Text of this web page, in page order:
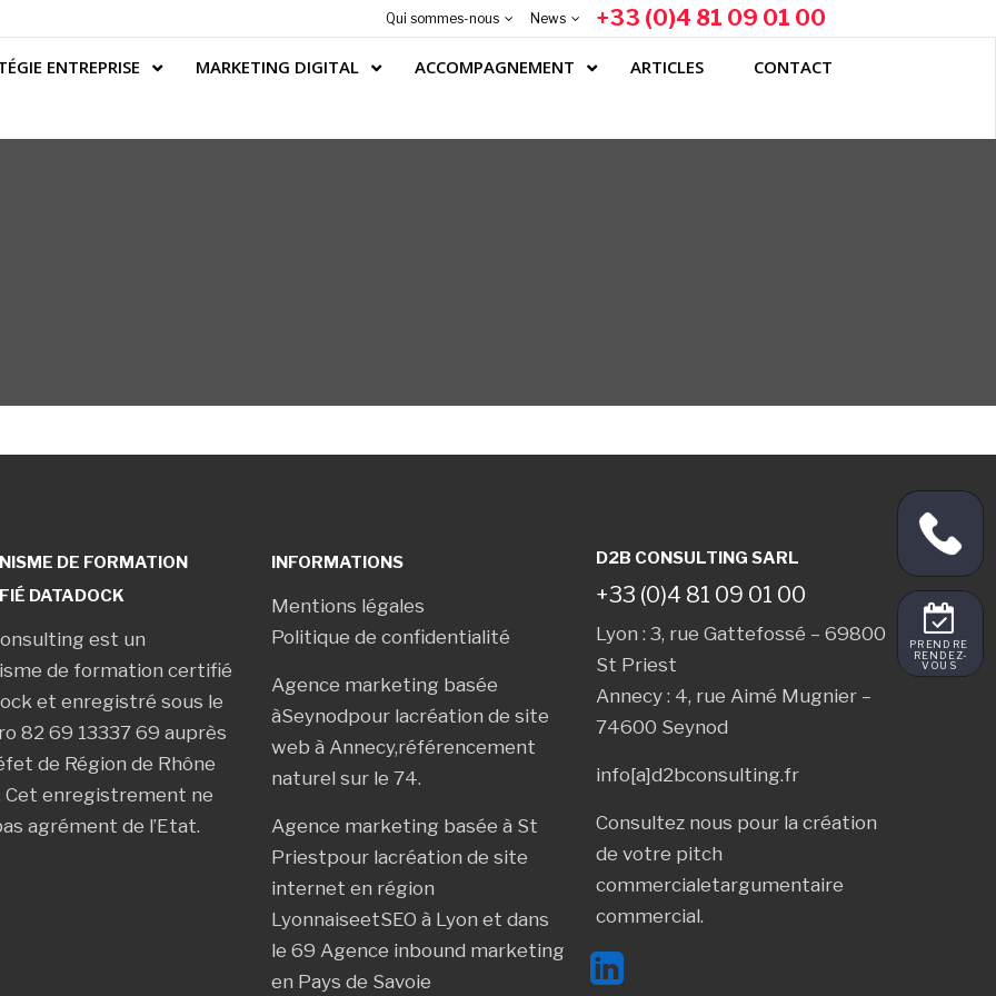
Qui sommes-nous News +33 (0)4 81 09 01 00
ENTREPRISE MARKETING DIGITAL ACCOMPAGNEMENT ARTICLES CONTACT
DE FORMATION
DATADOCK
est un
de formation certifié
et enregistré sous le
82 69 13337 69 auprès
de Région de Rhône
Cet enregistrement ne
agrément de l’Etat.
INFORMATIONS
Mentions légales
Politique de confidentialité
Agence marketing basée
àSeynodpour lacréation de site
web à Annecy,référencement
naturel sur le 74.
Agence marketing basée à St
Priestpour lacréation de site
internet en région
LyonnaiseetSEO à Lyon et dans
le 69 Agence inbound marketing
en Pays de Savoie
D2B CONSULTING SARL
+33 (0)4 81 09 01 00
Lyon : 3, rue Gattefossé – 69800
St Priest
Annecy : 4, rue Aimé Mugnier –
74600 Seynod
info[a]d2bconsulting.fr
Consultez nous pour la création
de votre pitch
commercialetargumentaire
commercial.
PRENDRE
RENDEZ-
VOUS